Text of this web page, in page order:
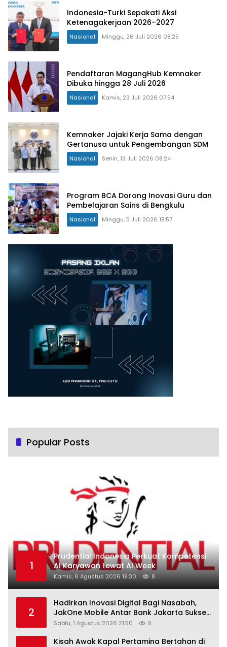
Indonesia-Turki Sepakati Aksi
Ketenagakerjaan 2026–2027
Nasional Minggu, 26 Juli 2026 08:25
Pendaftaran MagangHub Kemnaker
Dibuka hingga 28 Juli 2026
Nasional Kamis, 23 Juli 2026 07:54
Kemnaker Jajaki Kerja Sama dengan
Gertanusa untuk Pengembangan SDM
Nasional Senin, 13 Juli 2026 08:24
Program BCA Dorong Inovasi Guru dan
Pembelajaran Sains di Bengkulu
Nasional Minggu, 5 Juli 2026 18:57
Popular Posts
1
Prudential Indonesia Perkuat Kompetensi
AI Karyawan Lewat AI Week
Kamis, 6 Agustus 2026 19:30 8
2
Hadirkan Inovasi Digital Bagi Nasabah,
JakOne Mobile Antar Bank Jakarta Sukses
Raih Digital Excellence Awards 2026
Sabtu, 1 Agustus 2026 21:50 8
Kisah Awak Kapal Pertamina Bertahan di